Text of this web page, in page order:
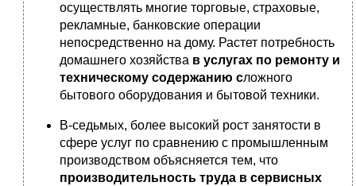
осуществлять многие торговые, страховые,
рекламные, банковские операции
непосредственно на дому. Растет потребность
домашнего хозяйства в услугах по ремонту и
техническому содержанию сложного
бытового оборудования и бытовой техники.
В-седьмых, более высокий рост занятости в
сфере услуг по сравнению с промышленным
производством объясняется тем, что
производительность труда в сервисных